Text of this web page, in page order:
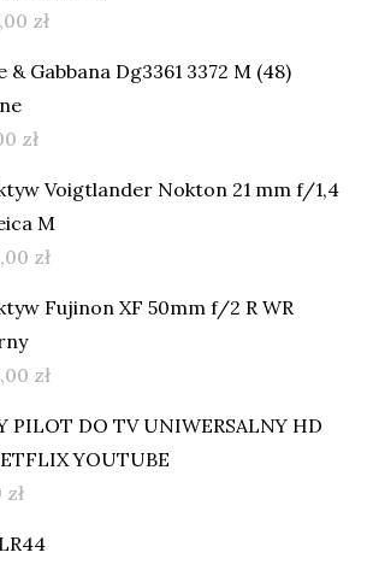
zł
& Gabbana Dg3361 3372 M (48)
zł
Voigtlander Nokton 21 mm f/1,4
M
zł
Fujinon XF 50mm f/2 R WR
zł
PILOT DO TV UNIWERSALNY HD
YOUTUBE
zł